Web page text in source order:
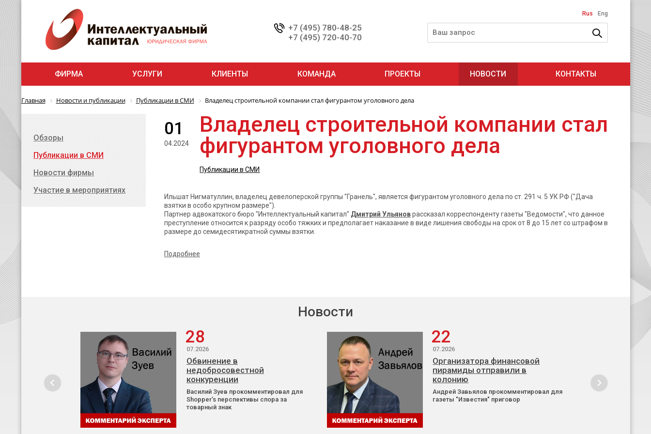
+7 (495) 780-48-25
+7 (495) 720-40-70
Rus Eng
ФИРМА УСЛУГИ КЛИЕНТЫ КОМАНДА ПРОЕКТЫ НОВОСТИ КОНТАКТЫ
Главная Новости и публикации Публикации в СМИ Владелец строительной компании стал фигурантом уголовного дела
01
04.2024
Владелец строительной компании стал
фигурантом уголовного дела
Публикации в СМИ
Ильшат Нигматуллин, владелец девелоперской группы "Гранель", является фигурантом уголовного дела по ст. 291 ч. 5 УК РФ ("Дача
взятки в особо крупном размере").
Партнер адвокатского бюро "Интеллектуальный капитал" Дмитрий Ульяноврассказал корреспонденту газеты "Ведомости", что данное
преступление относится к разряду особо тяжких и предполагает наказание в виде лишения свободы на срок от 8 до 15 лет со штрафом в
размере до семидесятикратной суммы взятки.
Подробнее
Обзоры
Публикации в СМИ
Новости фирмы
Участие в мероприятиях
Новости
28
07.2026
Обвинение в
недобросовестной
конкуренции
Василий Зуев прокомментировал для
Shopper’s перспективы спора за
товарный знак
22
07.2026
Организатора финансовой
пирамиды отправили в
колонию
Андрей Завьялов прокомментировал для
газеты "Известия" приговор